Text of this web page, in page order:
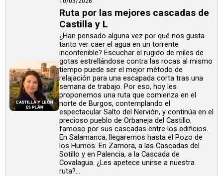
Ruta por las mejores cascadas de
Castilla y L
¿Han pensado alguna vez por qué nos gusta
tanto ver caer el agua en un torrente
incontenible? Escuchar el rugido de miles de
gotas estrellándose contra las rocas al mismo
tiempo puede ser el mejor método de
relajación para una escapada corta tras una
semana de trabajo. Por eso, hoy les
proponemos una ruta que comienza en el
norte de Burgos, contemplando el
espectacular Salto del Nervión, y continúa en el
precioso pueblo de Orbaneja del Castillo,
famoso por sus cascadas entre los edificios.
En Salamanca, llegaremos hasta el Pozo de
los Humos. En Zamora, a las Cascadas del
Sotillo y en Palencia, a la Cascada de
Covalagua. ¿Les apetece unirse a nuestra
ruta?...